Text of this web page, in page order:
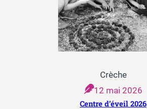
Crèche
12 mai 2026
Centre d’éveil 2026